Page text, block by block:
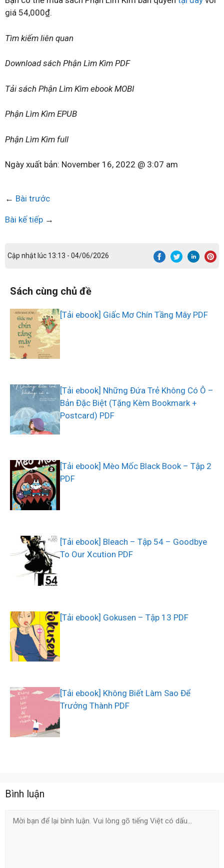
giá 54,000₫.
Tìm kiếm liên quan
Download sách Phận Lìm Kìm PDF
Tải sách Phận Lìm Kìm ebook MOBI
Phận Lìm Kìm EPUB
Phận Lìm Kìm full
Ngày xuất bản: November 16, 2022 @ 3:07 am
← Bài trước
Bài kế tiếp →
Cập nhật lúc 13:13 - 04/06/2026
Sách cùng chủ đề
[Tải ebook] Giấc Mơ Chín Tầng Mây PDF
[Tải ebook] Những Đứa Trẻ Không Có Ô –
Bản Đặc Biệt (Tặng Kèm Bookmark +
Postcard) PDF
[Tải ebook] Mèo Mốc Black Book – Tập 2
PDF
[Tải ebook] Bleach – Tập 54 – Goodbye
To Our Xcution PDF
[Tải ebook] Gokusen – Tập 13 PDF
[Tải ebook] Không Biết Làm Sao Để
Trưởng Thành PDF
Bình luận
Comment